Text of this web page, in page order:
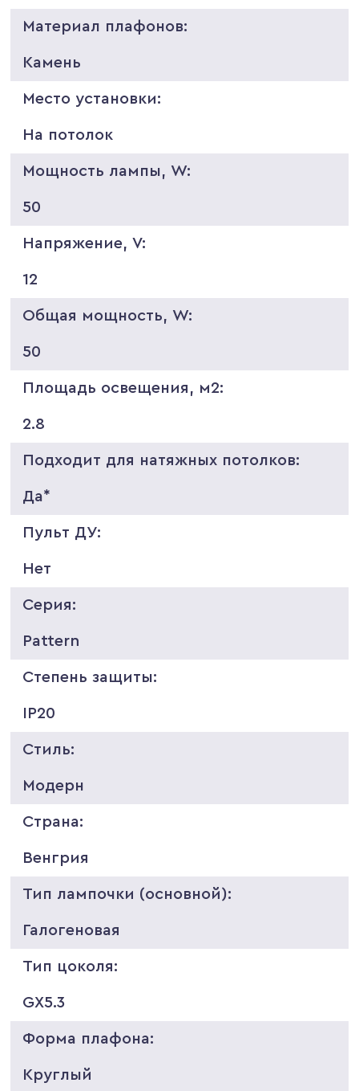
Материал плафонов:
Камень
Место установки:
На потолок
Мощность лампы, W:
50
Напряжение, V:
12
Общая мощность, W:
50
Площадь освещения, м2:
2.8
Подходит для натяжных потолков:
Да*
Пульт ДУ:
Нет
Серия:
Pattern
Степень защиты:
IP20
Стиль:
Модерн
Страна:
Венгрия
Тип лампочки (основной):
Галогеновая
Тип цоколя:
GX5.3
Форма плафона:
Круглый